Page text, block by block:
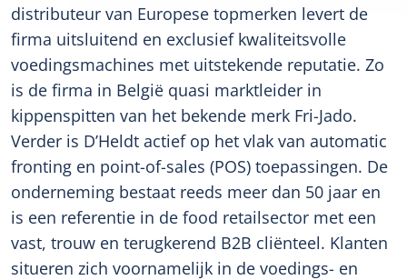
distributeur van Europese topmerken levert de
firma uitsluitend en exclusief kwaliteitsvolle
voedingsmachines met uitstekende reputatie. Zo
is de firma in België quasi marktleider in
kippenspitten van het bekende merk Fri-Jado.
Verder is D’Heldt actief op het vlak van automatic
fronting en point-of-sales (POS) toepassingen. De
onderneming bestaat reeds meer dan 50 jaar en
is een referentie in de food retailsector met een
vast, trouw en terugkerend B2B cliënteel. Klanten
situeren zich voornamelijk in de voedings- en